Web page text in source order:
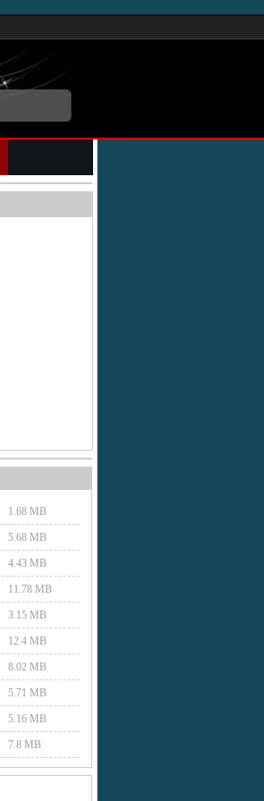
1.68 MB
5.68 MB
4.43 MB
11.78 MB
3.15 MB
12.4 MB
8.02 MB
5.71 MB
5.16 MB
7.8 MB